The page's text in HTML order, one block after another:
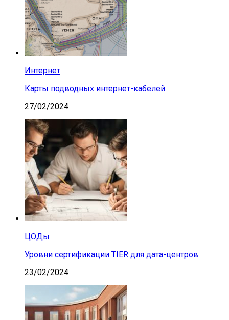
Интернет
Карты подводных интернет-кабелей
27/02/2024
ЦОДы
Уровни сертификации TIER для дата-центров
23/02/2024